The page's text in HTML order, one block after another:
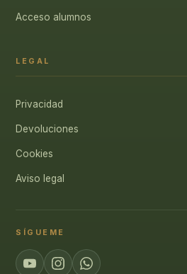
Acceso alumnos
LEGAL
Privacidad
Devoluciones
Cookies
Aviso legal
SÍGUEME